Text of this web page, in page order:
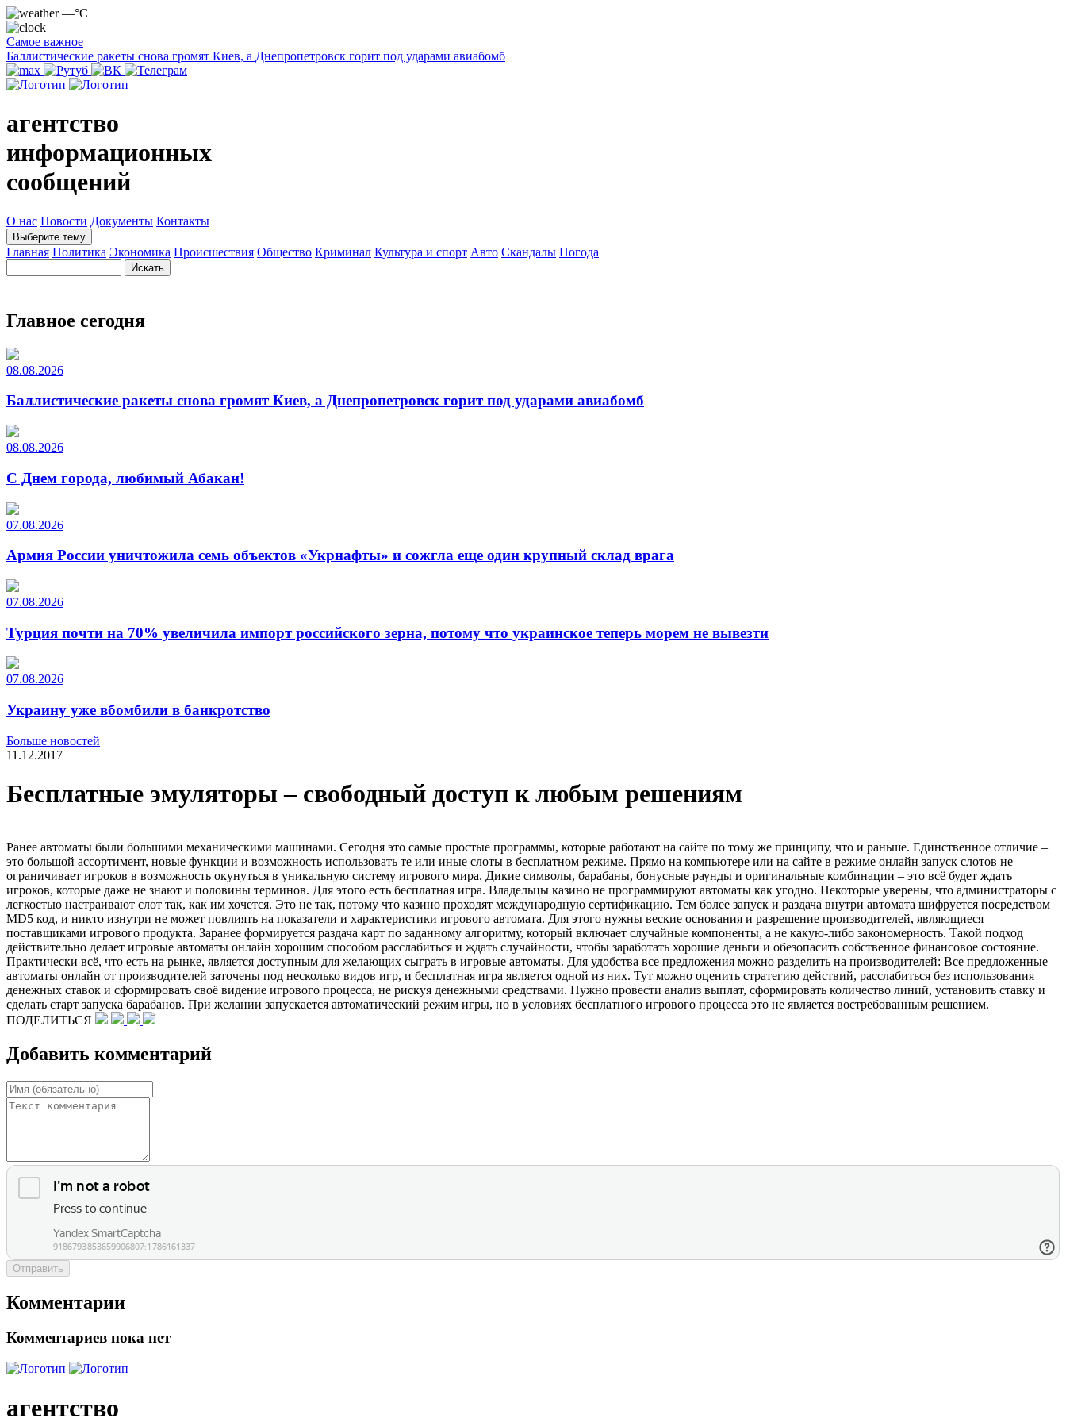
—°C
Самое важное
Баллистические ракеты снова громят Киев, а Днепропетровск горит под ударами авиабомб
агентство
информационных
сообщений
О нас Новости Документы Контакты
Выберите тему
Главная Политика Экономика Происшествия Общество Криминал Культура и спорт Авто Скандалы Погода
Главное сегодня
08.08.2026
Баллистические ракеты снова громят Киев, а Днепропетровск горит под ударами авиабомб
08.08.2026
С Днем города, любимый Абакан!
07.08.2026
Армия России уничтожила семь объектов «Укрнафты» и сожгла еще один крупный склад врага
07.08.2026
Турция почти на 70% увеличила импорт российского зерна, потому что украинское теперь морем не вывезти
07.08.2026
Украину уже вбомбили в банкротство
Больше новостей
11.12.2017
Бесплатные эмуляторы – свободный доступ к любым решениям
Ранее автоматы были большими механическими машинами. Сегодня это самые простые программы, которые работают на сайте по тому же принципу, что и раньше. Единственное отличие –
это большой ассортимент, новые функции и возможность использовать те или иные слоты в бесплатном режиме. Прямо на компьютере или на сайте в режиме онлайн запуск слотов не
ограничивает игроков в возможность окунуться в уникальную систему игрового мира. Дикие символы, барабаны, бонусные раунды и оригинальные комбинации – это всё будет ждать
игроков, которые даже не знают и половины терминов. Для этого есть бесплатная игра. Владельцы казино не программируют автоматы как угодно. Некоторые уверены, что администраторы с
легкостью настраивают слот так, как им хочется. Это не так, потому что казино проходят международную сертификацию. Тем более запуск и раздача внутри автомата шифруется посредством
MD5 код, и никто изнутри не может повлиять на показатели и характеристики игрового автомата. Для этого нужны веские основания и разрешение производителей, являющиеся
поставщиками игрового продукта. Заранее формируется раздача карт по заданному алгоритму, который включает случайные компоненты, а не какую-либо закономерность. Такой подход
действительно делает игровые автоматы онлайн хорошим способом расслабиться и ждать случайности, чтобы заработать хорошие деньги и обезопасить собственное финансовое состояние.
Практически всё, что есть на рынке, является доступным для желающих сыграть в игровые автоматы. Для удобства все предложения можно разделить на производителей: Все предложенные
автоматы онлайн от производителей заточены под несколько видов игр, и бесплатная игра является одной из них. Тут можно оценить стратегию действий, расслабиться без использования
денежных ставок и сформировать своё видение игрового процесса, не рискуя денежными средствами. Нужно провести анализ выплат, сформировать количество линий, установить ставку и
сделать старт запуска барабанов. При желании запускается автоматический режим игры, но в условиях бесплатного игрового процесса это не является востребованным решением.
ПОДЕЛИТЬСЯ
Добавить комментарий
Отправить
Комментарии
Комментариев пока нет
агентство